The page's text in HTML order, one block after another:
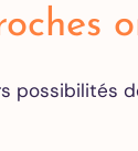
possibilités